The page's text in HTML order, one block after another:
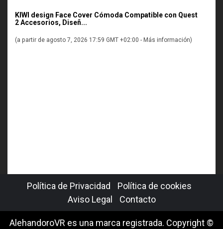
KIWI design Face Cover Cómoda Compatible con Quest
2 Accesorios, Diseñ...
(a partir de agosto 7, 2026 17:59 GMT +02:00 - Más información)
Política de Privacidad
Política de cookies
Aviso Legal
Contacto
AlehandoroVR es una marca registrada. Copyright ©